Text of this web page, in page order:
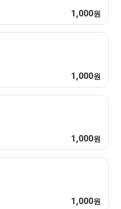
1,000원
1,000원
1,000원
1,000원